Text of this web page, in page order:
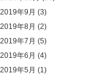
2019年9月 (3)
2019年8月 (2)
2019年7月 (5)
2019年6月 (4)
2019年5月 (1)